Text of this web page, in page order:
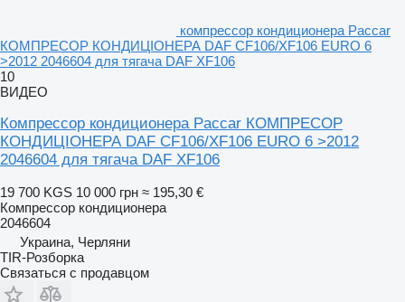
компрессор кондиционера Paccar
КОМПРЕСОР КОНДИЦІОНЕРА DAF CF106/XF106 EURO 6
>2012 2046604 для тягача DAF XF106
10
ВИДЕО
Компрессор кондиционера Paccar КОМПРЕСОР
КОНДИЦІОНЕРА DAF CF106/XF106 EURO 6 >2012
2046604 для тягача DAF XF106
19 700 KGS 10 000 грн ≈ 195,30 €
Компрессор кондиционера
2046604
Украина, Черляни
TIR-Розборка
Связаться с продавцом